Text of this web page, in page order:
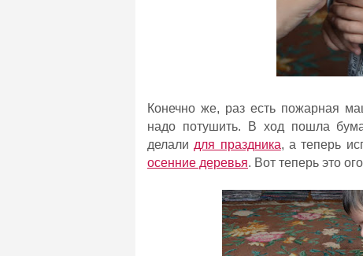
Конечно же, раз есть пожарная
надо потушить. В ход пошла
делали для праздника, а теперь
осенние деревья. Вот теперь это